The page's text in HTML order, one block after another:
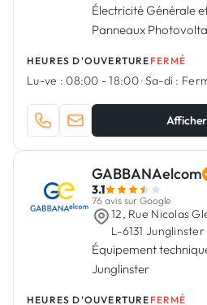
Électricité Générale
Panneaux
HEURES D'OUVERTURE FERMÉ
Lu-ve : 08:00 - 18:00·Sa-di :
GABBANAelcom
3.1
76 avis sur Google
12, Rue Nicolas
L-6131 Junglinster
Équipement
Junglinster
HEURES D'OUVERTURE FERMÉ